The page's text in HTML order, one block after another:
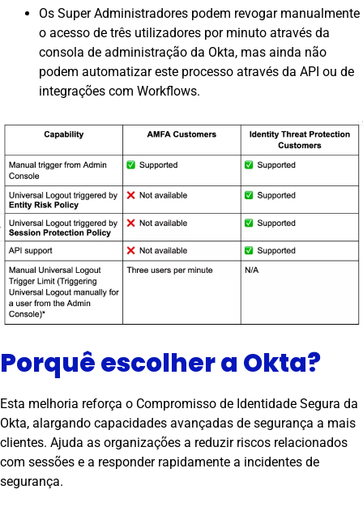
Os Super Administradores podem revogar manualmente
o acesso de três utilizadores por minuto através da
consola de administração da Okta, mas ainda não
podem automatizar este processo através da API ou de
integrações com Workflows.
Porquê escolher a Okta?
Esta melhoria reforça o Compromisso de Identidade Segura da
Okta, alargando capacidades avançadas de segurança a mais
clientes. Ajuda as organizações a reduzir riscos relacionados
com sessões e a responder rapidamente a incidentes de
segurança.